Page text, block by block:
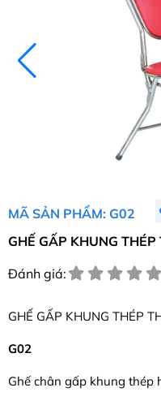
MÃ SẢN PHẨM: G02
GHẾ GẤP KHUNG THÉP
Đánh giá:
GHẾ GẤP KHUNG THÉP
G02
Ghế chân gấp khung thép